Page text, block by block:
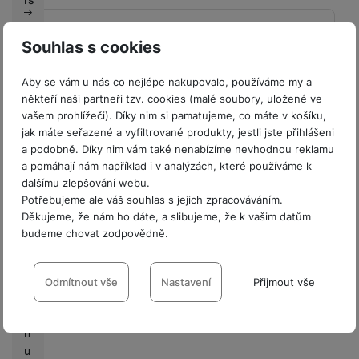
Souhlas s cookies
Aby se vám u nás co nejlépe nakupovalo, používáme my a
někteří naši partneři tzv. cookies (malé soubory, uložené ve
vašem prohlížeči). Díky nim si pamatujeme, co máte v košíku,
jak máte seřazené a vyfiltrované produkty, jestli jste přihlášeni
a podobně. Díky nim vám také nenabízíme nevhodnou reklamu
a pomáhají nám například i v analýzách, které používáme k
dalšímu zlepšování webu.
Potřebujeme ale váš souhlas s jejich zpracováváním.
Děkujeme, že nám ho dáte, a slibujeme, že k vašim datům
budeme chovat zodpovědně.
Nastavení souhlasů s kategoriemi
cookies
VŽDY AKTIVNÍ
Odmítnout vše Nastavení Přijmout vše
r
fi
r
m
y
V
ý
k
n
u
Délka balení 21,9 CM
Šířka balení 13,7 CM
Výška balení 1,7 CM
Hodnocení
Pro vkládání recenzí je nutné se přihlásit.
Recenze